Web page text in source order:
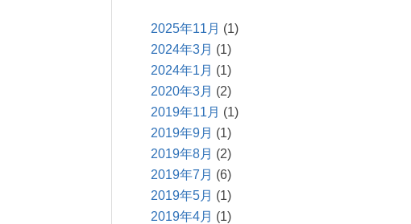
2025年11月 (1)
2024年3月 (1)
2024年1月 (1)
2020年3月 (2)
2019年11月 (1)
2019年9月 (1)
2019年8月 (2)
2019年7月 (6)
2019年5月 (1)
2019年4月 (1)